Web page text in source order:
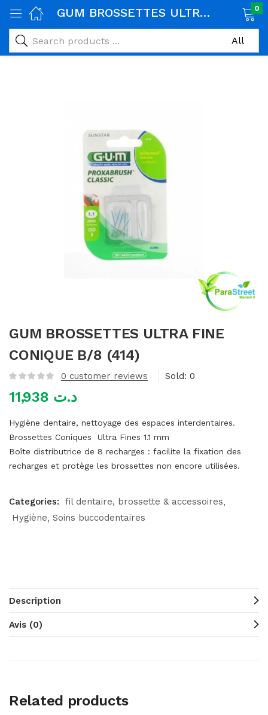
alimentaires)
GUM BROSSETTES ULTRA FINE CONIQUE B/8 (414) 0
GUM BROSSETTES ULTRA FINE
CONIQUE B/8 (414)
0 customer reviews Sold: 0
د.ت
Hygiène dentaire, nettoyage des espaces interdentaires.
Brossettes Coniques Ultra Fines 1.1 mm
Boîte distributrice de 8 recharges : facilite la fixation des
recharges et protège les brossettes non encore utilisées.
Categories:
fil dentaire, brossette & accessoires
Hygiène Soins buccodentaires
Description
Avis (0)
Related products